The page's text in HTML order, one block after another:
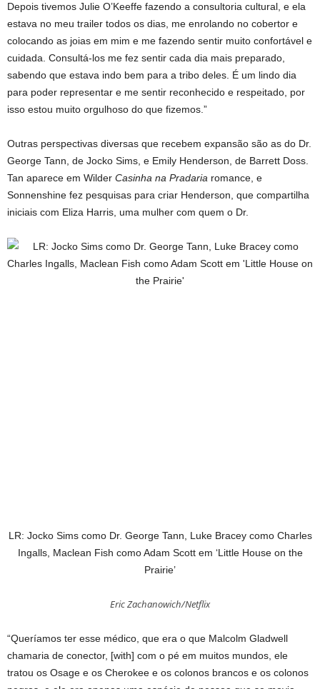
Depois tivemos Julie O’Keeffe fazendo a consultoria cultural, e ela
estava no meu trailer todos os dias, me enrolando no cobertor e
colocando as joias em mim e me fazendo sentir muito confortável e
cuidada. Consultá-los me fez sentir cada dia mais preparado,
sabendo que estava indo bem para a tribo deles. É um lindo dia
para poder representar e me sentir reconhecido e respeitado, por
isso estou muito orgulhoso do que fizemos.”
Outras perspectivas diversas que recebem expansão são as do Dr.
George Tann, de Jocko Sims, e Emily Henderson, de Barrett Doss.
Tan aparece em Wilder Casinha na Pradaria romance, e
Sonnenshine fez pesquisas para criar Henderson, que compartilha
iniciais com Eliza Harris, uma mulher com quem o Dr.
LR: Jocko Sims como Dr. George Tann, Luke Bracey como Charles
Ingalls, Maclean Fish como Adam Scott em ‘Little House on the
Prairie’
Eric Zachanowich/Netflix
“Queríamos ter esse médico, que era o que Malcolm Gladwell
chamaria de conector, [with] com o pé em muitos mundos, ele
tratou os Osage e os Cherokee e os colonos brancos e os colonos